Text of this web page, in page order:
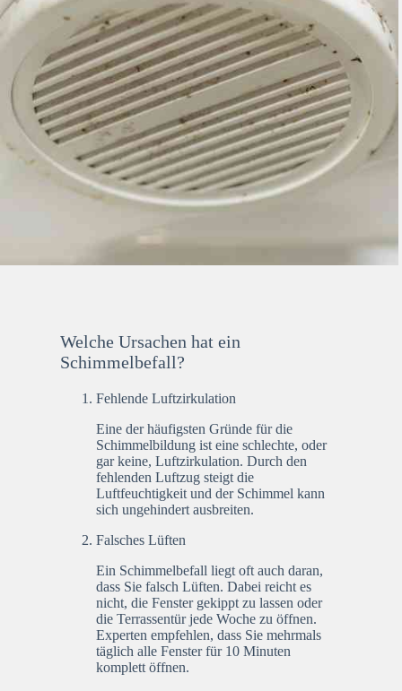
Welche Ursachen hat ein
Schimmelbefall?
Fehlende Luftzirkulation
Eine der häufigsten Gründe für die
Schimmelbildung ist eine schlechte, oder
gar keine, Luftzirkulation. Durch den
fehlenden Luftzug steigt die
Luftfeuchtigkeit und der Schimmel kann
sich ungehindert ausbreiten.
Falsches Lüften
Ein Schimmelbefall liegt oft auch daran,
dass Sie falsch Lüften. Dabei reicht es
nicht, die Fenster gekippt zu lassen oder
die Terrassentür jede Woche zu öffnen.
Experten empfehlen, dass Sie mehrmals
täglich alle Fenster für 10 Minuten
komplett öffnen.